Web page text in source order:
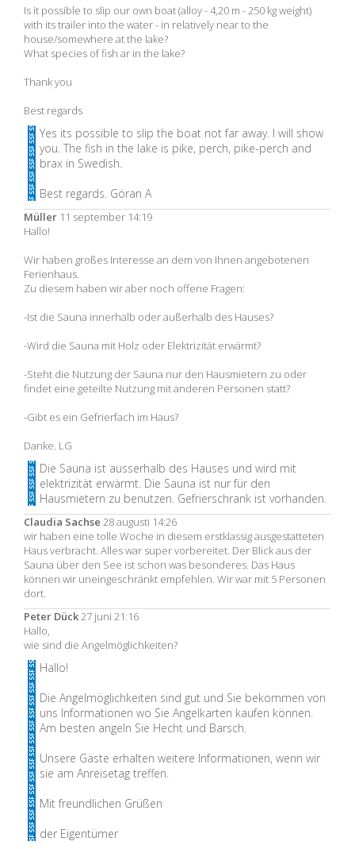
Is it possible to slip our own boat (alloy - 4,20 m - 250 kg weight)
with its trailer into the water - in relatively near to the
house/somewhere at the lake?
What species of fish ar in the lake?
Thank you
Best regards
Yes its possible to slip the boat not far away. I will show
you. The fish in the lake is pike, perch, pike-perch and
brax in Swedish.
Best regards. Göran A
Müller 11 september 14:19
Hallo!
Wir haben großes Interesse an dem von Ihnen angebotenen
Ferienhaus.
Zu diesem haben wir aber noch offene Fragen:
-Ist die Sauna innerhalb oder außerhalb des Hauses?
-Wird die Sauna mit Holz oder Elektrizität erwärmt?
-Steht die Nutzung der Sauna nur den Hausmietern zu oder
findet eine geteilte Nutzung mit anderen Personen statt?
-Gibt es ein Gefrierfach im Haus?
Danke. LG
Die Sauna ist ausserhalb des Hauses und wird mit
elektrizität erwärmt. Die Sauna ist nur für den
Hausmietern zu benutzen. Gefrierschrank ist vorhanden.
Claudia Sachse 28 augusti 14:26
wir haben eine tolle Woche in diesem erstklassig ausgestatteten
Haus verbracht. Alles war super vorbereitet. Der Blick aus der
Sauna über den See ist schon was besonderes. Das Haus
können wir uneingeschränkt empfehlen. Wir war mit 5 Personen
dort.
Peter Dück27 juni 21:16
Hallo,
wie sind die Angelmöglichkeiten?
Hallo!
Die Angelmöglichkeiten sind gut und Sie bekommen von
uns Informationen wo Sie Angelkarten kaufen können.
Am besten angeln Sie Hecht und Barsch.
Unsere Gäste erhalten weitere Informationen, wenn wir
sie am Anreisetag treffen.
Mit freundlichen Grüßen
der Eigentümer